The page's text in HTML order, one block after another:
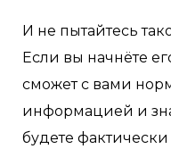
И не пытайтесь
Если вы начнёте
сможет с вами
информацией и
будете фактически